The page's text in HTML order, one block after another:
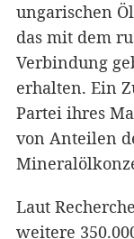
ungarischen
das mit dem
Verbindung
erhalten. Ein
Partei ihres
von Anteilen
Laut
weitere